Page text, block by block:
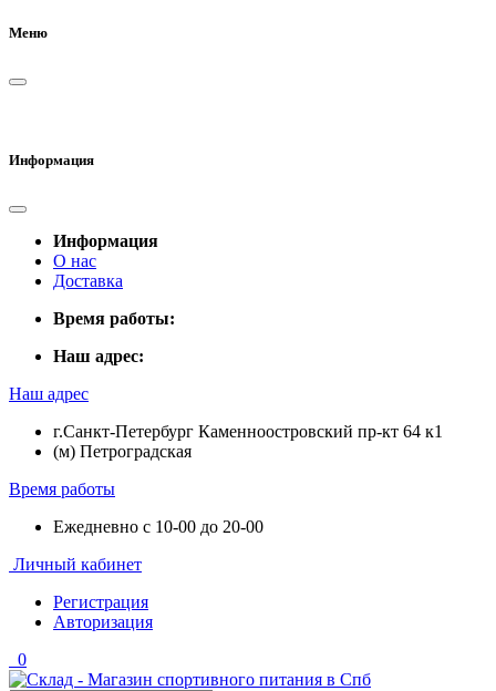
Меню
Информация
Информация
О нас
Доставка
Время работы:
Наш адрес:
Наш адрес
г.Санкт-Петербург Каменноостровский пр-кт 64 к1
(м) Петроградская
Время работы
Ежедневно с 10-00 до 20-00
Личный кабинет
Регистрация
Авторизация
0